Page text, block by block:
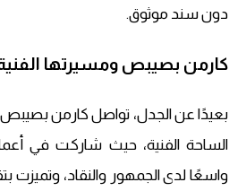
دون سند موثوق.
كارمن بصيبص ومسيرتها
بعيدًا عن الجدل، تواصل كارمن
الساحة الفنية، حيث شاركت في
واسعًا لدى الجمهور والنقاد،